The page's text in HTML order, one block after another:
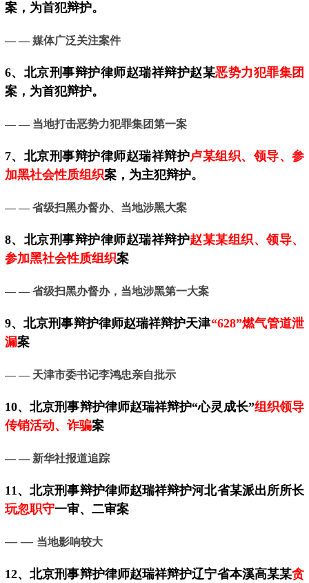
案，为首犯辩护。
— — 媒体广泛关注案件
6、北京刑事辩护律师赵瑞祥辩护赵某恶势力犯罪集团
案，为首犯辩护。
— — 当地打击恶势力犯罪集团第一案
7、 北京刑事辩护律师赵瑞祥辩护卢某组织、领导、参
加黑社会性质组织案，为主犯辩护。
— — 省级扫黑办督办、当地涉黑大案
8、北京刑事辩护律师赵瑞祥辩护赵某某组织、领导、
参加黑社会性质组织案
— — 省级扫黑办督办，当地涉黑第一大案
9、北京刑事辩护律师赵瑞祥辩护天津“628”燃气管道泄
漏案
— — 天津市委书记李鸿忠亲自批示
10、北京刑事辩护律师赵瑞祥辩护“心灵成长”组织领导
传销活动、诈骗案
— — 新华社报道追踪
11、北京刑事辩护律师赵瑞祥辩护河北省某派出所所长
玩忽职守一审、二审案
— — 当地影响较大
12、北京刑事辩护律师赵瑞祥辩护辽宁省本溪高某某贪